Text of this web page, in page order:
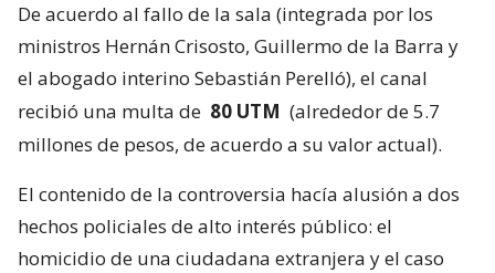
De acuerdo al fallo de la sala (integrada por los
ministros Hernán Crisosto, Guillermo de la Barra y
el abogado interino Sebastián Perelló), el canal
recibió una multa de 80 UTM (alrededor de 5.7
millones de pesos, de acuerdo a su valor actual).
El contenido de la controversia hacía alusión a dos
hechos policiales de alto interés público: el
homicidio de una ciudadana extranjera y el caso